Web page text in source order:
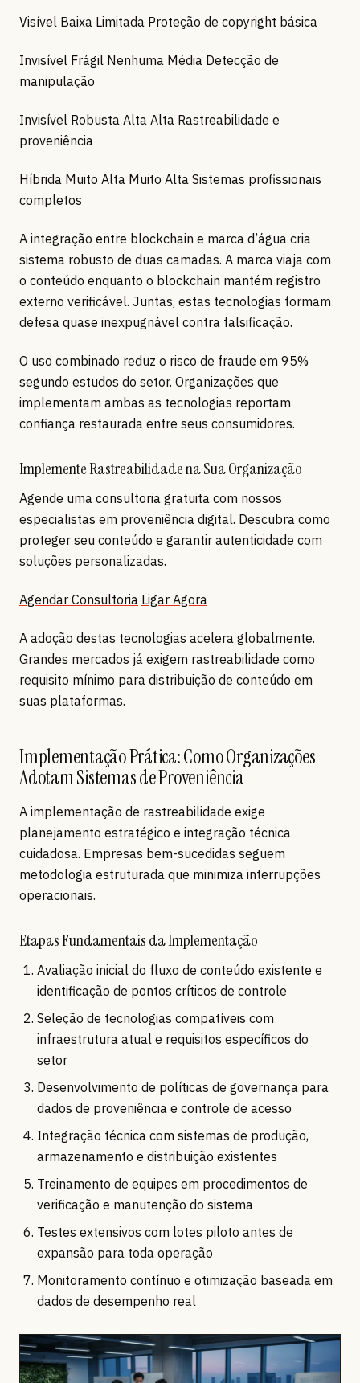
Visível Baixa Limitada Proteção de copyright básica
Invisível Frágil Nenhuma Média Detecção de
manipulação
Invisível Robusta Alta Alta Rastreabilidade e
proveniência
Híbrida Muito Alta Muito Alta Sistemas profissionais
completos
A integração entre blockchain e marca d’água cria
sistema robusto de duas camadas. A marca viaja com
o conteúdo enquanto o blockchain mantém registro
externo verificável. Juntas, estas tecnologias formam
defesa quase inexpugnável contra falsificação.
O uso combinado reduz o risco de fraude em 95%
segundo estudos do setor. Organizações que
implementam ambas as tecnologias reportam
confiança restaurada entre seus consumidores.
Implemente Rastreabilidade na Sua Organização
Agende uma consultoria gratuita com nossos
especialistas em proveniência digital. Descubra como
proteger seu conteúdo e garantir autenticidade com
soluções personalizadas.
Agendar Consultoria Ligar Agora
A adoção destas tecnologias acelera globalmente.
Grandes mercados já exigem rastreabilidade como
requisito mínimo para distribuição de conteúdo em
suas plataformas.
Implementação Prática: Como Organizações
Adotam Sistemas de Proveniência
A implementação de rastreabilidade exige
planejamento estratégico e integração técnica
cuidadosa. Empresas bem-sucedidas seguem
metodologia estruturada que minimiza interrupções
operacionais.
Etapas Fundamentais da Implementação
Avaliação inicial do fluxo de conteúdo existente e
identificação de pontos críticos de controle
Seleção de tecnologias compatíveis com
infraestrutura atual e requisitos específicos do
setor
Desenvolvimento de políticas de governança para
dados de proveniência e controle de acesso
Integração técnica com sistemas de produção,
armazenamento e distribuição existentes
Treinamento de equipes em procedimentos de
verificação e manutenção do sistema
Testes extensivos com lotes piloto antes de
expansão para toda operação
Monitoramento contínuo e otimização baseada em
dados de desempenho real